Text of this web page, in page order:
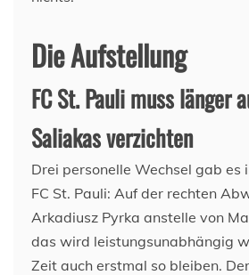
Die Aufstellung
FC St. Pauli muss länger
Saliakas verzichten
Drei personelle Wechsel gab es
FC St. Pauli: Auf der rechten
Arkadiusz Pyrka anstelle von
das wird leistungsunabhängig
Zeit auch erstmal so bleiben.